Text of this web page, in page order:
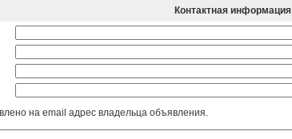
Контактная информация
на email адрес владельца объявления.